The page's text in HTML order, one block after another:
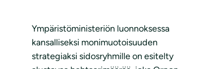
Ympäristöministeriön luonnoksessa
kansalliseksi monimuotoisuuden
strategiaksi sidosryhmille on esitelty